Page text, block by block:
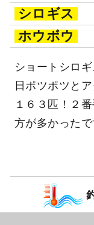
シロギス
ホウボウ
ショートシロ
日ポツポツと
１６３匹！２
方が多かったで